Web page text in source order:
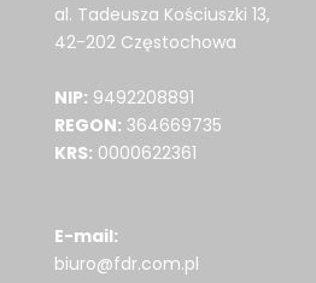
al. Tadeusza Kościuszki 13,
42-202 Częstochowa
NIP: 9492208891
REGON: 364669735
KRS: 0000622361
E-mail:
biuro@fdr.com.pl